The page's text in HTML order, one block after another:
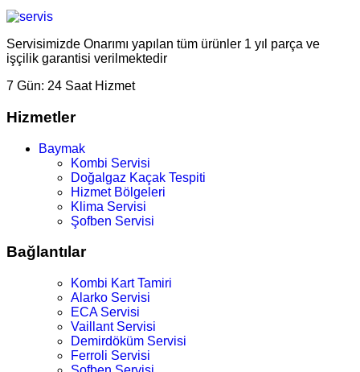
Servisimizde Onarımı yapılan tüm ürünler 1 yıl parça ve
işçilik garantisi verilmektedir
7 Gün: 24 Saat Hizmet
Hizmetler
Baymak
Kombi Servisi
Doğalgaz Kaçak Tespiti
Hizmet Bölgeleri
Klima Servisi
Şofben Servisi
Bağlantılar
Kombi Kart Tamiri
Alarko Servisi
ECA Servisi
Vaillant Servisi
Demirdöküm Servisi
Ferroli Servisi